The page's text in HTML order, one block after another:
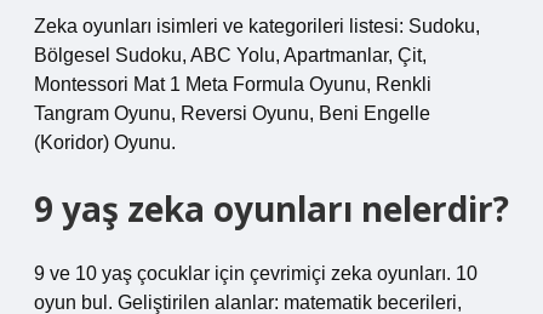
Zeka oyunları isimleri ve kategorileri listesi: Sudoku,
Bölgesel Sudoku, ABC Yolu, Apartmanlar, Çit,
Montessori Mat 1 Meta Formula Oyunu, Renkli
Tangram Oyunu, Reversi Oyunu, Beni Engelle
(Koridor) Oyunu.
9 yaş zeka oyunları nelerdir?
9 ve 10 yaş çocuklar için çevrimiçi zeka oyunları. 10
oyun bul. Geliştirilen alanlar: matematik becerileri,